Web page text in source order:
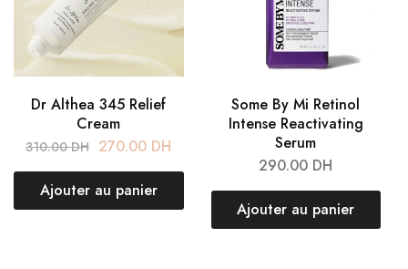
Dr Althea 345 Relief
Cream
310.00DH 270.00 DH
Ajouter au panier
Some By Mi Retinol
Intense Reactivating
Serum
290.00 DH
Ajouter au panier